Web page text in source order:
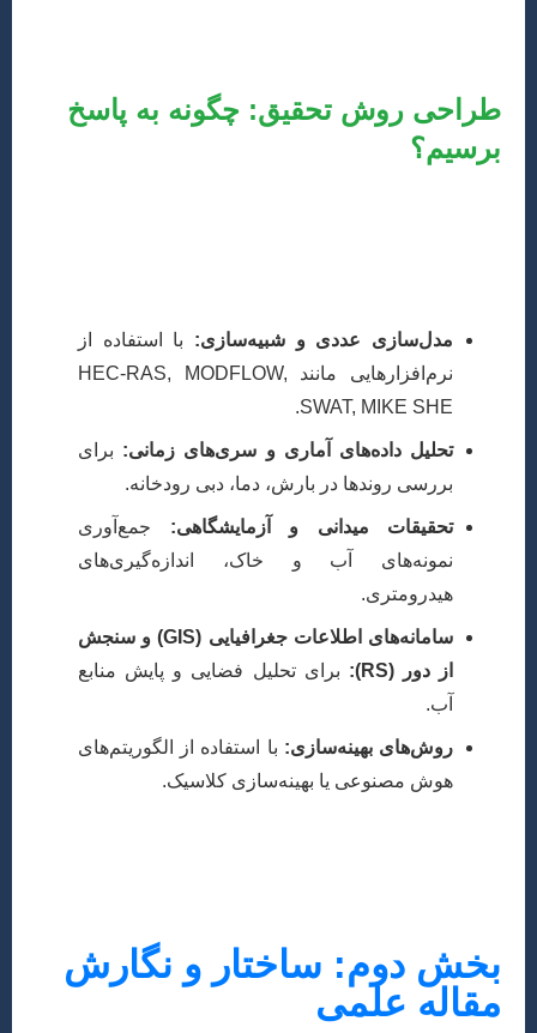
طراحی روش تحقیق: چگونه به پاسخ
برسیم؟
مدل‌سازی عددی و شبیه‌سازی: با استفاده از
نرم‌افزارهایی مانند HEC-RAS, MODFLOW,
SWAT, MIKE SHE.
تحلیل داده‌های آماری و سری‌های زمانی: برای
بررسی روندها در بارش، دما، دبی رودخانه.
تحقیقات میدانی و آزمایشگاهی: جمع‌آوری
نمونه‌های آب و خاک، اندازه‌گیری‌های
هیدرومتری.
سامانه‌های اطلاعات جغرافیایی (GIS) و سنجش
از دور (RS):
برای تحلیل فضایی و پایش منابع
آب.
روش‌های بهینه‌سازی: با استفاده از الگوریتم‌های
هوش مصنوعی یا بهینه‌سازی کلاسیک.
بخش دوم: ساختار و نگارش
مقاله علمی